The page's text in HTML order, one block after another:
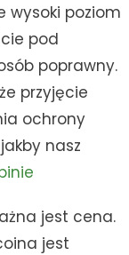
wysoki poziom
pod
poprawny.
przyjęcie
ochrony
nasz
jest cena.
jest